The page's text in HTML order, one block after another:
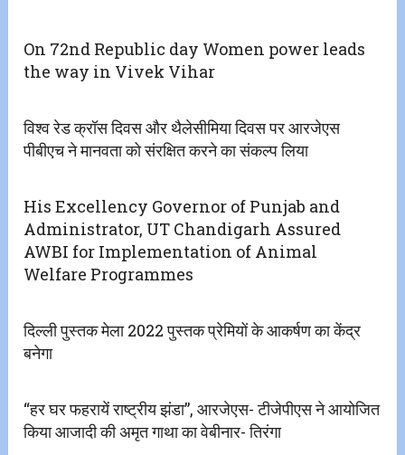
On 72nd Republic day Women power leads
the way in Vivek Vihar
विश्व रेड क्रॉस दिवस और थैलेसीमिया दिवस पर आरजेएस
पीबीएच ने मानवता को संरक्षित करने का संकल्प लिया
His Excellency Governor of Punjab and
Administrator, UT Chandigarh Assured
AWBI for Implementation of Animal
Welfare Programmes
दिल्ली पुस्तक मेला 2022 पुस्तक प्रेमियों के आकर्षण का केंद्र
बनेगा
“हर घर फहरायें राष्ट्रीय झंडा”, आरजेएस- टीजेपीएस ने आयोजित
किया आजादी की अमृत गाथा का वेबीनार- तिरंगा